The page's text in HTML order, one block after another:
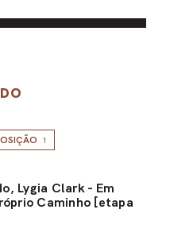
1
Lygia Clark - Em
Caminho [etapa